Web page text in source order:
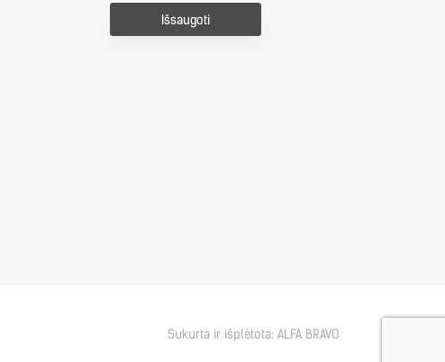
Išsaugoti
Sukurta ir išplėtota: ALFA BRAVO